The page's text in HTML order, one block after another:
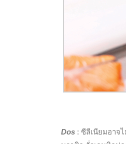
Dos : ซีลีเนียมอาจ